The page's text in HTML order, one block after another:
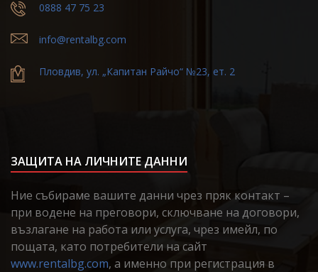
0888 47 75 23
info@rentalbg.com
Пловдив, ул. „Капитан Райчо“ №23, ет. 2
ЗАЩИТА НА ЛИЧНИТЕ ДАННИ
Ние събираме вашите данни чрез пряк контакт –
при водене на преговори, сключване на договори,
възлагане на работа или услуга, чрез имейл, по
пощата, като потребители на сайт
www.rentalbg.com, а именно при регистрация в